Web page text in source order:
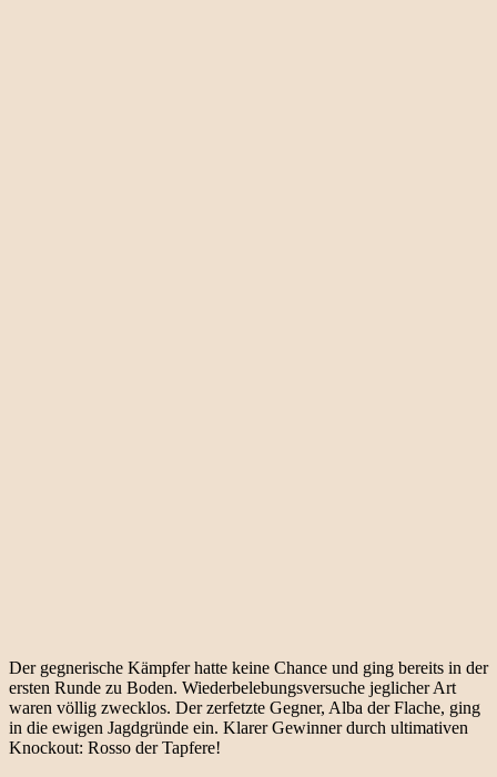
Der gegnerische Kämpfer hatte keine Chance und ging bereits in der
ersten Runde zu Boden. Wiederbelebungsversuche jeglicher Art
waren völlig zwecklos. Der zerfetzte Gegner, Alba der Flache, ging
in die ewigen Jagdgründe ein. Klarer Gewinner durch ultimativen
Knockout: Rosso der Tapfere!